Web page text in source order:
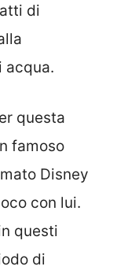
di
acqua.
questa
famoso
Disney
con lui.
questi
di